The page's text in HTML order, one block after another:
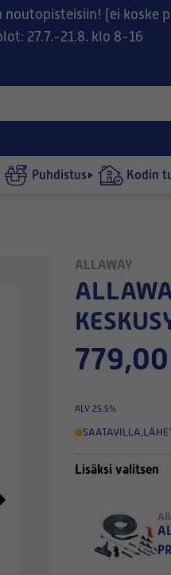
(ei koske
27.7.-21.8. klo 8-16
Puhdistus Kodin
ALLAWAY
ALLAWAY A30 -
ALV 25.5%
SAATAVILLA,
Lisäksi valitsen